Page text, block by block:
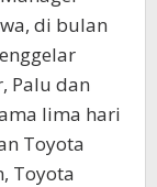
di bulan
Palu dan
lima hari
Toyota
Toyota